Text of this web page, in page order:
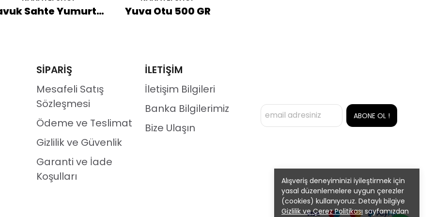
Alışveriş deneyiminizi iyileştirmek için
yasal düzenlemelere uygun çerezler
(cookies) kullanıyoruz. Detaylı bilgiye
Gizlilik ve Çerez Politikası sayfamızdan
Tavuk Sahte Yumurta 10'lu Yuva Otu 500 GR
SİPARİŞ
Mesafeli Satış
Sözleşmesi
Ödeme ve Teslimat
Gizlilik ve Güvenlik
Garanti ve İade
Koşulları
İLETİŞİM
İletişim Bilgileri
Banka Bilgilerimiz
Bize Ulaşın
ABONE OL !